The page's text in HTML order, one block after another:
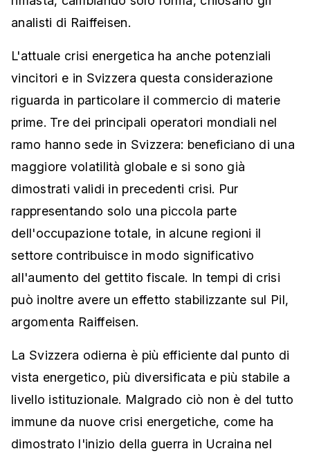
analisti di Raiffeisen.
L'attuale crisi energetica ha anche potenziali
vincitori e in Svizzera questa considerazione
riguarda in particolare il commercio di materie
prime. Tre dei principali operatori mondiali nel
ramo hanno sede in Svizzera: beneficiano di una
maggiore volatilità globale e si sono già
dimostrati validi in precedenti crisi. Pur
rappresentando solo una piccola parte
dell'occupazione totale, in alcune regioni il
settore contribuisce in modo significativo
all'aumento del gettito fiscale. In tempi di crisi
può inoltre avere un effetto stabilizzante sul Pil,
argomenta Raiffeisen.
La Svizzera odierna è più efficiente dal punto di
vista energetico, più diversificata e più stabile a
livello istituzionale. Malgrado ciò non è del tutto
immune da nuove crisi energetiche, come ha
dimostrato l'inizio della guerra in Ucraina nel